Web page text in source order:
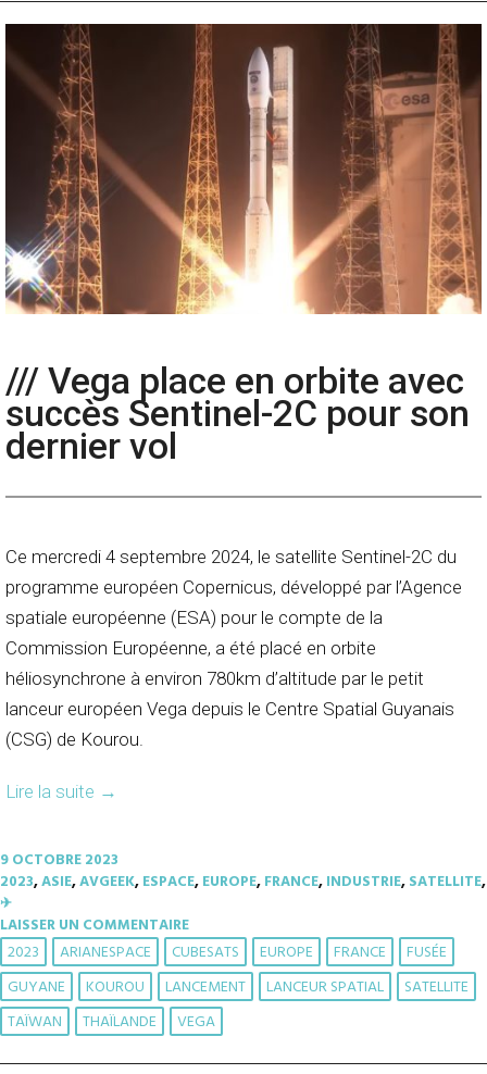
/// Vega place en orbite avec
succès Sentinel-2C pour son
dernier vol
Ce mercredi 4 septembre 2024, le satellite Sentinel-2C du
programme européen Copernicus, développé par l’Agence
spatiale européenne (ESA) pour le compte de la
Commission Européenne, a été placé en orbite
héliosynchrone à environ 780km d’altitude par le petit
lanceur européen Vega depuis le Centre Spatial Guyanais
(CSG) de Kourou.
Lire la suite →
9 OCTOBRE 2023
2023,ASIE,AVGEEK,ESPACE,EUROPE,FRANCE,INDUSTRIE,SATELLITE,
✈︎
LAISSER UN COMMENTAIRE
2023 ARIANESPACE CUBESATS EUROPE FRANCE
FUSÉE
GUYANE
KOUROU LANCEMENT LANCEUR SPATIAL
SATELLITE
TAÏWAN
THAÏLANDE VEGA